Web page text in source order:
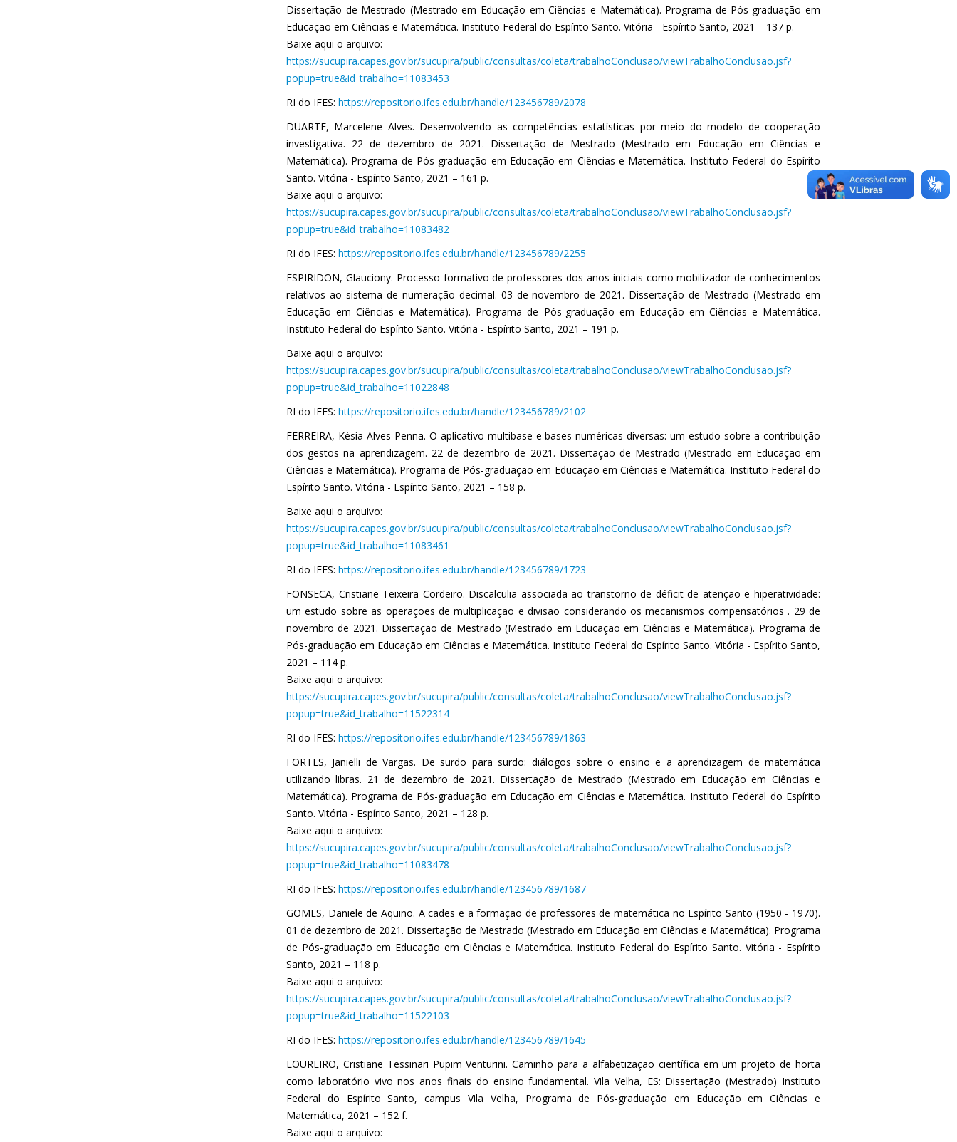
Dissertação de Mestrado (Mestrado em Educação em Ciências e Matemática). Programa de Pós-graduação em
Educação em Ciências e Matemática. Instituto Federal do Espírito Santo. Vitória - Espírito Santo, 2021 – 137 p.
Baixe aqui o arquivo:
https://sucupira.capes.gov.br/sucupira/public/consultas/coleta/trabalhoConclusao/viewTrabalhoConclusao.jsf?
popup=true&id_trabalho=11083453
RI do IFES: https://repositorio.ifes.edu.br/handle/123456789/2078
DUARTE, Marcelene Alves. Desenvolvendo as competências estatísticas por meio do modelo de cooperação
investigativa. 22 de dezembro de 2021. Dissertação de Mestrado (Mestrado em Educação em Ciências e
Matemática). Programa de Pós-graduação em Educação em Ciências e Matemática. Instituto Federal do Espírito
Santo. Vitória - Espírito Santo, 2021 – 161 p.
Baixe aqui o arquivo:
https://sucupira.capes.gov.br/sucupira/public/consultas/coleta/trabalhoConclusao/viewTrabalhoConclusao.jsf?
popup=true&id_trabalho=11083482
RI do IFES: https://repositorio.ifes.edu.br/handle/123456789/2255
ESPIRIDON, Glauciony. Processo formativo de professores dos anos iniciais como mobilizador de conhecimentos
relativos ao sistema de numeração decimal. 03 de novembro de 2021. Dissertação de Mestrado (Mestrado em
Educação em Ciências e Matemática). Programa de Pós-graduação em Educação em Ciências e Matemática.
Instituto Federal do Espírito Santo. Vitória - Espírito Santo, 2021 – 191 p.
Baixe aqui o arquivo:
https://sucupira.capes.gov.br/sucupira/public/consultas/coleta/trabalhoConclusao/viewTrabalhoConclusao.jsf?
popup=true&id_trabalho=11022848
RI do IFES: https://repositorio.ifes.edu.br/handle/123456789/2102
FERREIRA, Késia Alves Penna. O aplicativo multibase e bases numéricas diversas: um estudo sobre a contribuição
dos gestos na aprendizagem. 22 de dezembro de 2021. Dissertação de Mestrado (Mestrado em Educação em
Ciências e Matemática). Programa de Pós-graduação em Educação em Ciências e Matemática. Instituto Federal do
Espírito Santo. Vitória - Espírito Santo, 2021 – 158 p.
Baixe aqui o arquivo:
https://sucupira.capes.gov.br/sucupira/public/consultas/coleta/trabalhoConclusao/viewTrabalhoConclusao.jsf?
popup=true&id_trabalho=11083461
RI do IFES: https://repositorio.ifes.edu.br/handle/123456789/1723
FONSECA, Cristiane Teixeira Cordeiro. Discalculia associada ao transtorno de déficit de atenção e hiperatividade:
um estudo sobre as operações de multiplicação e divisão considerando os mecanismos compensatórios . 29 de
novembro de 2021. Dissertação de Mestrado (Mestrado em Educação em Ciências e Matemática). Programa de
Pós-graduação em Educação em Ciências e Matemática. Instituto Federal do Espírito Santo. Vitória - Espírito Santo,
2021 – 114 p.
Baixe aqui o arquivo:
https://sucupira.capes.gov.br/sucupira/public/consultas/coleta/trabalhoConclusao/viewTrabalhoConclusao.jsf?
popup=true&id_trabalho=11522314
RI do IFES: https://repositorio.ifes.edu.br/handle/123456789/1863
FORTES, Janielli de Vargas. De surdo para surdo: diálogos sobre o ensino e a aprendizagem de matemática
utilizando libras. 21 de dezembro de 2021. Dissertação de Mestrado (Mestrado em Educação em Ciências e
Matemática). Programa de Pós-graduação em Educação em Ciências e Matemática. Instituto Federal do Espírito
Santo. Vitória - Espírito Santo, 2021 – 128 p.
Baixe aqui o arquivo:
https://sucupira.capes.gov.br/sucupira/public/consultas/coleta/trabalhoConclusao/viewTrabalhoConclusao.jsf?
popup=true&id_trabalho=11083478
RI do IFES: https://repositorio.ifes.edu.br/handle/123456789/1687
GOMES, Daniele de Aquino. A cades e a formação de professores de matemática no Espírito Santo (1950 - 1970).
01 de dezembro de 2021. Dissertação de Mestrado (Mestrado em Educação em Ciências e Matemática). Programa
de Pós-graduação em Educação em Ciências e Matemática. Instituto Federal do Espírito Santo. Vitória - Espírito
Santo, 2021 – 118 p.
Baixe aqui o arquivo:
https://sucupira.capes.gov.br/sucupira/public/consultas/coleta/trabalhoConclusao/viewTrabalhoConclusao.jsf?
popup=true&id_trabalho=11522103
RI do IFES: https://repositorio.ifes.edu.br/handle/123456789/1645
LOUREIRO, Cristiane Tessinari Pupim Venturini. Caminho para a alfabetização científica em um projeto de horta
como laboratório vivo nos anos finais do ensino fundamental. Vila Velha, ES: Dissertação (Mestrado) Instituto
Federal do Espírito Santo, campus Vila Velha, Programa de Pós-graduação em Educação em Ciências e
Matemática, 2021 – 152 f.
Baixe aqui o arquivo: